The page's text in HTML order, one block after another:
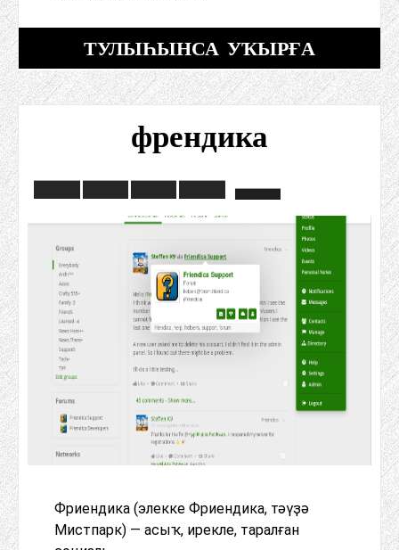
ТУЛЫҺЫНСА УҠЫРҒА
френдика
Фриендика (элекке Фриендика, тәүҙә
Мистпарк) — асыҡ, ирекле, таралған